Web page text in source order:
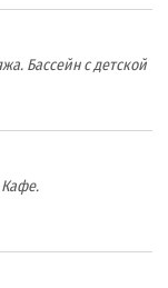
Бассейн с детской
Кафе.